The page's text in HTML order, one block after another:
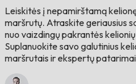
Leiskitės į nepamirštamą
maršrutų. Atraskite geriausius
nuo ​​vaizdingų pakrantės
Suplanuokite savo galutinius
maršrutais ir ekspertų